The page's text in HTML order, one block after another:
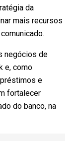
da
mais recursos
negócios de
e, como
e
fortalecer
do banco, na